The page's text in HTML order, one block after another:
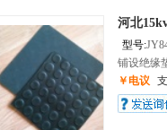
河北
型号:
铺设绝缘
￥电议